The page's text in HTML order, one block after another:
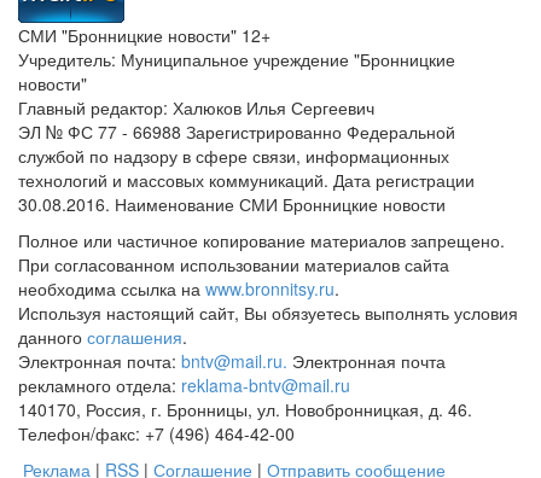
СМИ "Бронницкие новости" 12+
Учредитель: Муниципальное учреждение "Бронницкие
новости"
Главный редактор: Халюков Илья Сергеевич
ЭЛ № ФС 77 - 66988 Зарегистрированно Федеральной
службой по надзору в сфере связи, информационных
технологий и массовых коммуникаций. Дата регистрации
30.08.2016. Наименование СМИ Бронницкие новости
Полное или частичное копирование материалов запрещено.
При согласованном использовании материалов сайта
необходима ссылка на www.bronnitsy.ru.
Используя настоящий сайт, Вы обязуетесь выполнять условия
данного соглашения.
Электронная почта: bntv@mail.ru. Электронная почта
рекламного отдела: reklama-bntv@mail.ru
140170, Россия, г. Бронницы, ул. Новобронницкая, д. 46.
Телефон/факс: +7 (496) 464-42-00
Реклама | RSS | Соглашение | Отправить сообщение